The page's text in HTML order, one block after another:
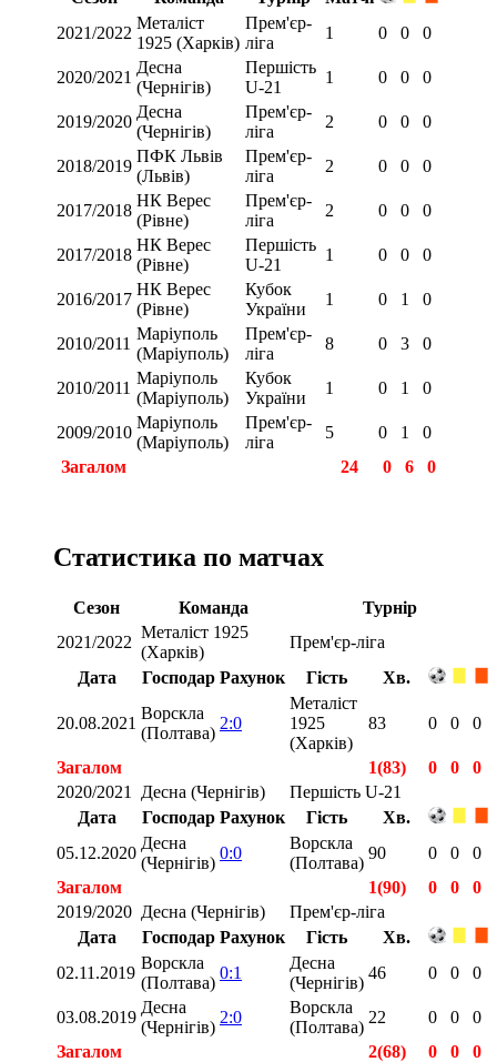
2021/2022
Металіст
1925 (Харків)
Прем'єр-
ліга
1 0 0 0
2020/2021
Десна
(Чернігів)
Першість
U-21
1 0 0 0
2019/2020
Десна
(Чернігів)
Прем'єр-
ліга
2 0 0 0
2018/2019
ПФК Львів
(Львів)
Прем'єр-
ліга
2 0 0 0
2017/2018
НК Верес
(Рівне)
Прем'єр-
ліга
2 0 0 0
2017/2018
НК Верес
(Рівне)
Першість
U-21
1 0 0 0
2016/2017
НК Верес
(Рівне)
Кубок
України
1 0 1 0
2010/2011
Маріуполь
(Маріуполь)
Прем'єр-
ліга
8 0 3 0
2010/2011
Маріуполь
(Маріуполь)
Кубок
України
1 0 1 0
2009/2010
Маріуполь
(Маріуполь)
Прем'єр-
ліга
5 0 1
0
Загалом
24 0 6 0
Статистика по матчах
Сезон Команда
Турнір
2021/2022
Металіст 1925
(Харків)
Прем'єр-ліга
Дата
Господар Рахунок Гість Хв.
20.08.2021
Ворскла
(Полтава)
2:0
Металіст
1925
(Харків)
83 0 0 0
Загалом 1(83) 0 0
0
2020/2021
Десна (Чернігів)
Першість U-21
Дата
Господар Рахунок Гість
Хв.
05.12.2020
Десна
(Чернігів)
0:0
Ворскла
(Полтава)
90 0 0
0
Загалом
1(90) 0 0
0
2019/2020 Десна (Чернігів)
Прем'єр-ліга
Дата
Господар Рахунок Гість
Хв.
02.11.2019
Ворскла
(Полтава)
0:1
Десна
(Чернігів)
46 0 0 0
03.08.2019
Десна
(Чернігів)
2:0
Ворскла
(Полтава)
22 0 0
0
Загалом
2(68) 0 0
0